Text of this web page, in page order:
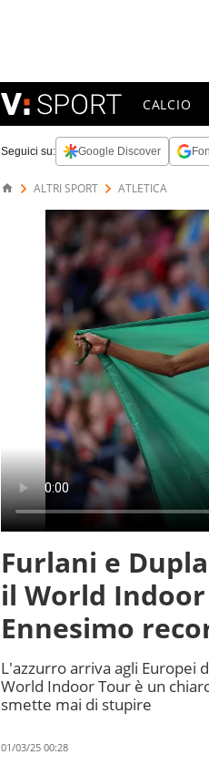
CALCIO
Seguici su: Google Discover
ALTRI SPORT ATLETICA
Furlani e
il World
Ennesimo
L'azzurro arriva agli Europei
World Indoor Tour è un
smette mai di stupire
01/03/25 00:28